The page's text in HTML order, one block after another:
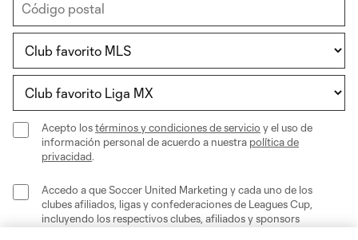
Acepto lostérminos y condiciones de servicio y el uso de
información personal de acuerdo a nuestra política de
privacidad.
Accedo a que Soccer United Marketing y cada uno de los
clubes afiliados, ligas y confederaciones de Leagues Cup,
incluyendo los respectivos clubes, afiliados y sponsors